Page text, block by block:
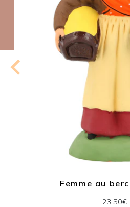
Femme au
23.50€